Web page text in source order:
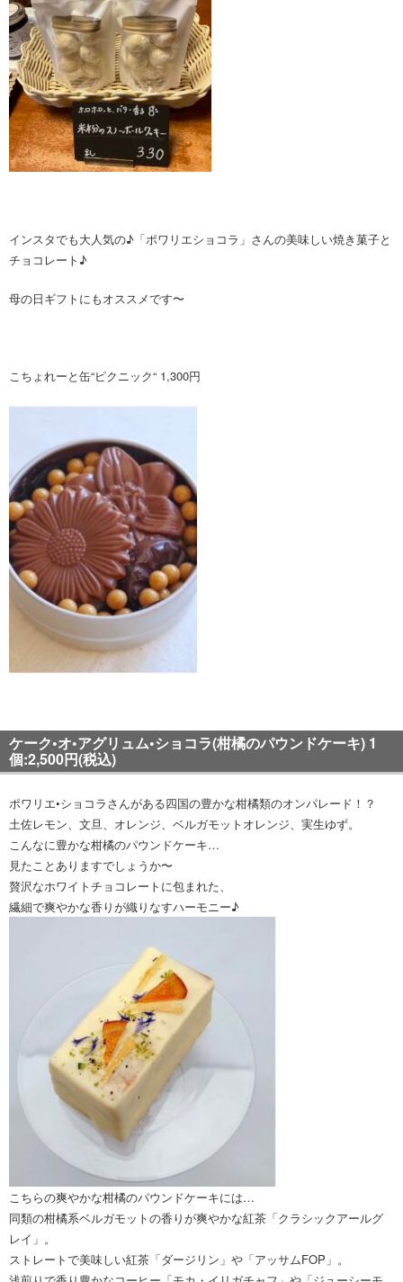
インスタでも大人気の♪「ポワリエショコラ」さんの美味しい焼き菓子と
チョコレート♪
母の日ギフトにもオススメです〜
こちょれーと缶“ピクニック“ 1,300円
ケーク•オ•アグリュム•ショコラ(柑橘のパウンドケーキ) 1
個:2,500円(税込)
ポワリエ•ショコラさんがある四国の豊かな柑橘類のオンパレード！？
土佐レモン、文旦、オレンジ、ベルガモットオレンジ、実生ゆず。
こんなに豊かな柑橘のパウンドケーキ…
見たことありますでしょうか〜
贅沢なホワイトチョコレートに包まれた、
繊細で爽やかな香りが織りなすハーモニー♪
こちらの爽やかな柑橘のパウンドケーキには…
同類の柑橘系ベルガモットの香りが爽やかな紅茶「クラシックアールグ
レイ」。
ストレートで美味しい紅茶「ダージリン」や「アッサムFOP」。